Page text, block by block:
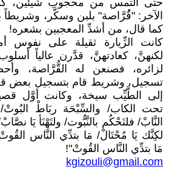
حتَّى التمس من محجوب شيئين،
الآخر: "قُُرَّاصة" بلبن وسكَّر، وشريطاً
كما قال، من أشدِّ المعجبين بشعره!
كانت الزِّيارة ثقيلة على نفوس
لكنهنَّ، كعادتهنَّ، قدَّرن عالياً
لزائره، فصنعن له القُّرَّاصة،
تسجيل، وشريط قام بتسجيل بعض
إلى الطَّيِّب سيخة، وكانت أوَّل
تحت الكاب/ والسِّبْحَة ربَاطْ
النَّابْ/ فلتَحْكُم بالنَّبُّوت/ ولتَهْنَأ يَا
لكِنَّك يَا مُحْتَالْ/ مَا بتدِّي النَّاس
مَا بتدِّي النَّاس القُوتْ"!
kgizouli@gmail.com